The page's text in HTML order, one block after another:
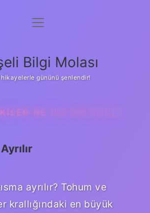
Anasayfa
Yasal Uyarı
menüyü
Bilgi Molası
hikayelerle gününü şenlendir!
NE ILE BÖLÜNÜR
ayrılır? Tohum ve
krallığındaki en büyük